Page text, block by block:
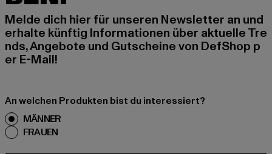
Melde dich hier für unseren Newsletter an und
erhalte künftig Informationen über aktuelle Tre
nds, Angebote und Gutscheine von DefShop p
er E-Mail!
An welchen Produkten bist du interessiert?
MÄNNER
FRAUEN